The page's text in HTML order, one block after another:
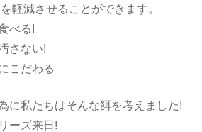
軽減させることができます。
べる!
さない!
こだわる
に私たちはそんな餌を考えました!
ーズ来日!